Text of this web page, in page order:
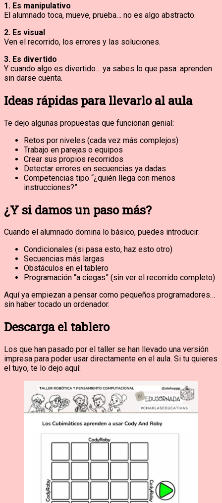
1. Es manipulativo
El alumnado toca, mueve, prueba… no es algo abstracto.
2. Es visual
Ven el recorrido, los errores y las soluciones.
3. Es divertido
Y cuando algo es divertido… ya sabes lo que pasa: aprenden
sin darse cuenta.
Ideas rápidas para llevarlo al aula
Te dejo algunas propuestas que funcionan genial:
Retos por niveles (cada vez más complejos)
Trabajo en parejas o equipos
Crear sus propios recorridos
Detectar errores en secuencias ya dadas
Competencias tipo “¿quién llega con menos
instrucciones?”
¿Y si damos un paso más?
Cuando el alumnado domina lo básico, puedes introducir:
Condicionales (si pasa esto, haz esto otro)
Secuencias más largas
Obstáculos en el tablero
Programación “a ciegas” (sin ver el recorrido completo)
Aquí ya empiezan a pensar como pequeños programadores…
sin haber tocado un ordenador.
Descarga el tablero
Los que han pasado por el taller se han llevado una versión
impresa para poder usar directamente en el aula. Si tu quieres
el tuyo, te lo dejo aquí: